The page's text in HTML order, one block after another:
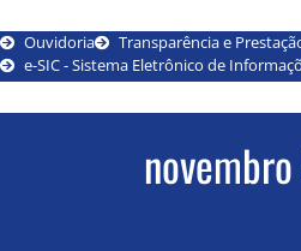
Ouvidoria
Transparência e
e-SIC - Sistema Eletrônico de